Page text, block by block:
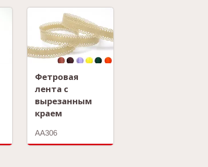
Фетровая
лента с
вырезанным
краем
AA306